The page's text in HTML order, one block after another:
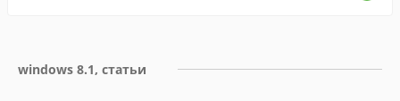
windows 8.1, статьи